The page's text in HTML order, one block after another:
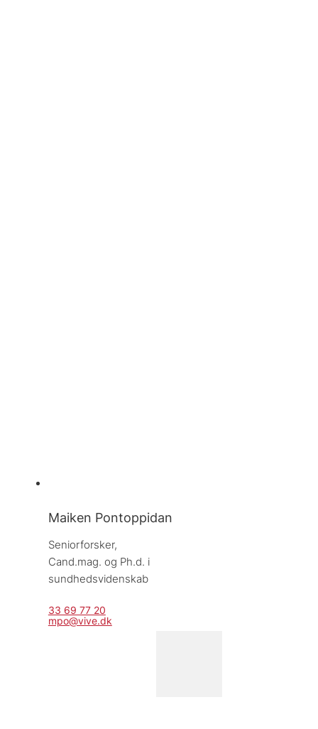
Maiken Pontoppidan
Seniorforsker,
Cand.mag. og Ph.d. i
sundhedsvidenskab
33 69 77 20
mpo@vive.dk